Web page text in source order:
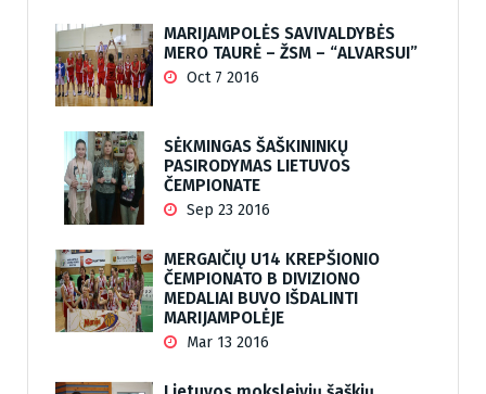
MARIJAMPOLĖS SAVIVALDYBĖS
MERO TAURĖ – ŽSM – “ALVARSUI”
Oct 7 2016
SĖKMINGAS ŠAŠKININKŲ
PASIRODYMAS LIETUVOS
ČEMPIONATE
Sep 23 2016
MERGAIČIŲ U14 KREPŠIONIO
ČEMPIONATO B DIVIZIONO
MEDALIAI BUVO IŠDALINTI
MARIJAMPOLĖJE
Mar 13 2016